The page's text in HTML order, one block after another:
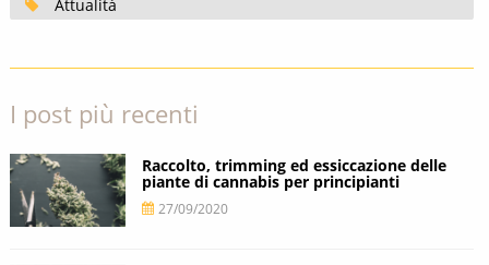
Attualità
I post più recenti
Raccolto, trimming ed essiccazione delle
piante di cannabis per principianti
27/09/2020